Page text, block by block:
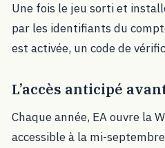
Une fois le jeu sorti et
par les identifiants du
est activée, un code de
L’accès anticipé
Chaque année, EA ouvre la
accessible à la mi-